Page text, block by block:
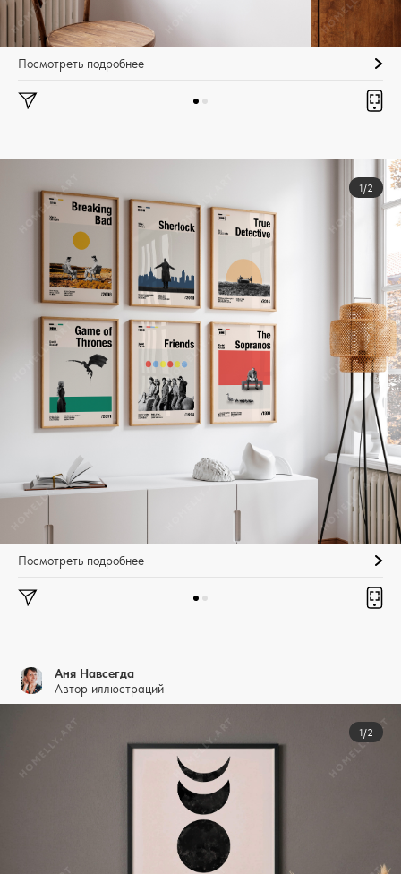
Посмотреть подробнее
1/2
Посмотреть подробнее
Аня Навсегда
Автор иллюстраций
1/2